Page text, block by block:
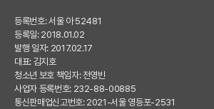
등록번호: 서울 아 52481
등록일: 2018.01.02
발행 일자: 2017.02.17
대표: 김지호
청소년 보호 책임자: 전영빈
사업자 등록번호: 232-88-00885
통신판매업신고번호: 2021-서울 영등포-2531